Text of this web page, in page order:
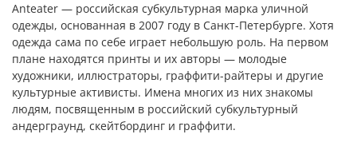
Anteater — российская субкультурная марка уличной
одежды, основанная в 2007 году в Санкт-Петербурге. Хотя
одежда сама по себе играет небольшую роль. На первом
плане находятся принты и их авторы — молодые
художники, иллюстраторы, граффити-райтеры и другие
культурные активисты. Имена многих из них знакомы
людям, посвященным в российский субкультурный
андерграунд, скейтбординг и граффити.